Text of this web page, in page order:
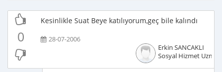
0
Kesinlikle Suat Beye katılıyorum,geç bile kalındı
28-07-2006
Erkin SANCAKLI
Sosyal Hizmet